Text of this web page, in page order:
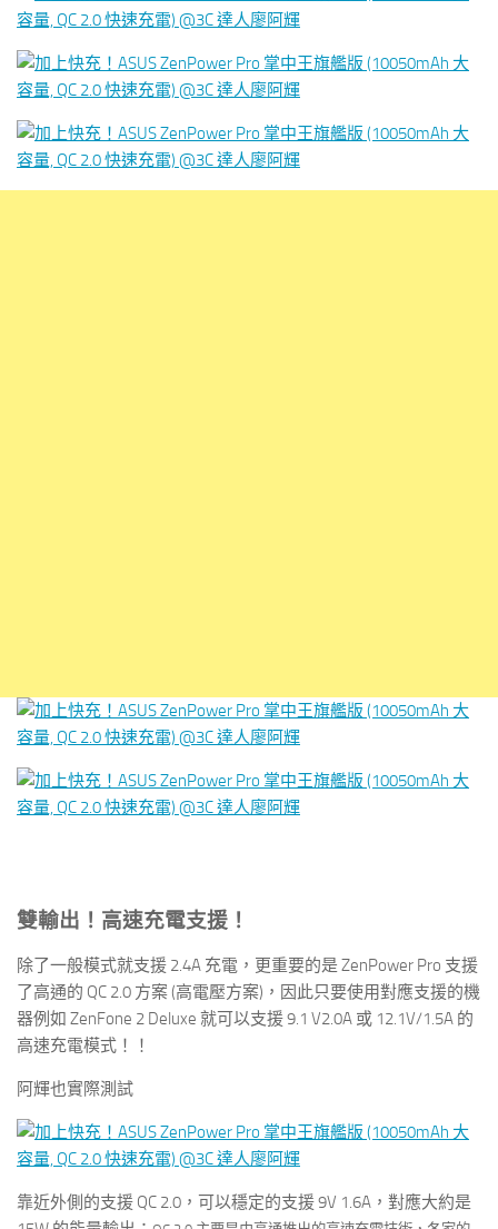
雙輸出！高速充電支援！
除了一般模式就支援 2.4A 充電，更重要的是 ZenPower Pro 支援
了高通的 QC 2.0 方案 (高電壓方案)，因此只要使用對應支援的機
器例如 ZenFone 2 Deluxe 就可以支援 9.1 V2.0A 或 12.1V/1.5A 的
高速充電模式！！
阿輝也實際測試
靠近外側的支援 QC 2.0，可以穩定的支援 9V 1.6A，對應大約是